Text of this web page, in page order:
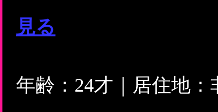
見る
年齢：24才｜居住地